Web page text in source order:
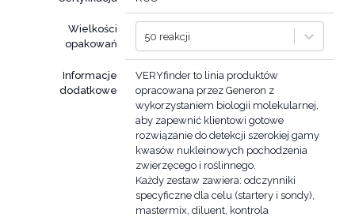
Wielkości
opakowań
50 reakcji
Informacje
dodatkowe
VERYfinder to linia produktów
opracowana przez Generon z
wykorzystaniem biologii molekularnej,
aby zapewnić klientowi gotowe
rozwiązanie do detekcji szerokiej gamy
kwasów nukleinowych pochodzenia
zwierzęcego i roślinnego.
Każdy zestaw zawiera: odczynniki
specyficzne dla celu (startery i sondy),
mastermix, diluent, kontrola